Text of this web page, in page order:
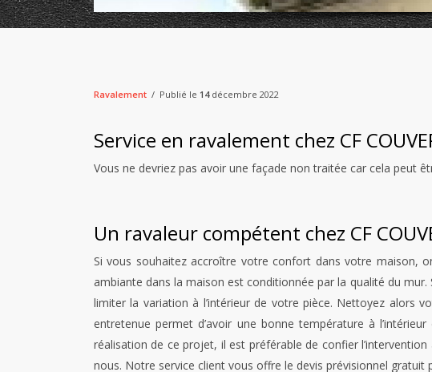
Ravalement Publié le 14décembre 2022
Service en ravalement chez CF
Vous ne devriez pas avoir une façade non traitée car cela peut
Un ravaleur compétent chez CF
Si vous souhaitez accroître votre confort dans votre maison,
ambiante dans la maison est conditionnée par la qualité du
limiter la variation à l’intérieur de votre pièce. Nettoyez alors
entretenue permet d’avoir une bonne température à
réalisation de ce projet, il est préférable de confier
nous. Notre service client vous offre le devis prévisionnel